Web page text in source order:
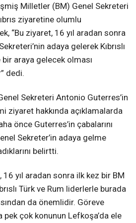
Milletler (BM) Genel Sekreteri
ziyaretine olumlu
“Bu ziyaret, 16 yıl aradan sonra
adaya gelerek Kıbrıslı
araya gelecek olması
dedi.
Sekreteri Antonio Guterres’in
ziyaret hakkında açıklamalarda
önce Guterres’in çabalarını
Sekreter’in adaya gelme
belirtti.
16 yıl aradan sonra ilk kez bir BM
Türk ve Rum liderlerle burada
da önemlidir. Göreve
çok konunun Lefkoşa’da ele